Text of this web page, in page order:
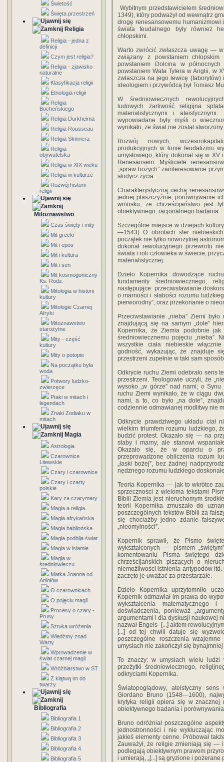
Świetość
Święta przestrzeń
Religia
Religia - jedna z
definicji
Czym jest religia?
Religia - zjawisko
naturalne
Klasyfikacja religii
Etnologia religii
Religia
Bocheńskiego
Religia Durkheima
Religia Rousseau
Religia Skinnera
Religia
obywatelska
Religia w XIX wieku
Religia w kulturze
Rozwój historii
religii
Mitoznawstwo
Czas święty i mity
Mit grecki
Mit i epos
Mit i kultura
Mit i sen
Mit kosmogoniczny
Ks. Rodz.
Mitologia w historii
kultury
Mitologie Czarnej
Afryki
Mitoznawstwo
starożytne
Mity - część
kultury
Mity o potopie
Na początku była
woda
Potwory ludzko-
zwierzęce
Ptaki w mitach i
legendach
Znaki Zodiaku w
mitach
Magia
Astrologia
Czarownice
Litewskie
Czary i czarownice
Czary i czarty
polskie
Kary za czarymary
Magia a religia
Magia afrykańska
Magia babilońska
Magia podbija świat
Magia w islamie
Magia w
średniowieczu
Matka Joanna od
Aniołów
O czarownicach
O pojęciu magii
Procesy o czary -
Prusy
Sztuka wróżenia
Wiedźmy znad
Warty
Wprowadzenie w
świat czarnej magii
Wróżbiarstwo w ST
Z klątwą im do
twarzy
Bibliografia
Bibliografia 1
Bibliografia 2
Bibliografia 3
Bibliografia 4
Bibliografia 5
Wybitnym przedstawicielem
1349), który podważył od wewnątrz
drogę renesansowemu humanizmowi
świata feudalnego były również
chłopskimi.
Warto zwrócić zwłaszcza uwagę —
związany z powstaniem
powstaniem Dolcina w
powstaniem Wata Tylera w Anglii, w
zwłaszcza na jego lewicę
ideologiem i przywódcą był Tomasz
W średniowiecznych
ludowych żarliwość religijna
materialistycznymi i
wypowiadane były myśli o
wynikało, że świat nie został
Rozwój nowych,
produkcyjnych w łonie feudalizmu
umysłowego, który dokonał się w
Renesansem. Myśliciele
„spraw bożych” zainteresowanie
słodycz życia.
Charakterystyczną cechą
jednej płaszczyźnie, porównywanie
wniosku, że chrześcijaństwo jest
obiektywnego, racjonalnego badania.
Szczególne miejsce w dziejach
—1543) O obrotach sfer
początek nie tylko nowożytnej
dokonał rewolucyjnego przewrotu
świata i roli człowieka w świecie,
materialistycznej.
Dzieło Kopernika dowodzące
fundamenty średniowiecznego,
następujące: przeciwstawianie
o marności i słabości rozumu
pierworodny”, oraz przekonanie o
Przeciwstawianie „nieba” Ziemi
znajdującą się na samym „dole”
Kopernika, że Ziemia podobnie jak
średniowiecznemu pojęciu „nieba”.
wszystkie ciała niebieskie
godność, wykazując, że znajduje
przestrzeni zupełnie w taki sam
Odkrycie ruchu Ziemi odebrało sens
przestrzeni. Teologowie uczyli, że
wysoko „w górze” nad nami; o Synu
ruchu Ziemi wynikało, że w ciągu
nami, a to, co było „na dole”,
codziennie odmawianej modlitwy nie
Odkrycie prawdziwego układu ciał
wielkim triumfem rozumu ludzkiego,
budzić protest. Okazało się — na
słaby i marny, ale stanowi
Okazało się, że w oparciu o
przeprowadzone obliczenia rozum
„łaski bożej”, bez żadnej
nędznego rozumu ludzkiego
Teoria Kopernika — jak to wkrótce
sprzeczności z wieloma tekstami
Biblii Ziemia jest nieruchomym
teorii Kopernika zmuszało do
poszczególnych tekstów Biblii za
się chociażby jedno zdanie
„nieomylności”.
Kopernik sprawił, że Pismo
wykształconych — pismem
komentowaniu Pisma świętego
chrześcijańskich piszących o
niemożliwości istnienia antypodów
zaczęto je uważać za przestarzałe.
Dzieło Kopernika uprzytomniło
Kopernik odmawiał im prawa do
wykształcenia matematycznego
doświadczenia, ponieważ
argumentami i dla dyskusji naukowej
nazwał Engels [...] aktem
[...] od tej chwili datuje się
poszczególne roszczenia
umysłach nie zakończył się
To znaczy: w umysłach wielu ludzi
przeżytki średniowiecznego,
odkryciami Kopernika.
Światopoglądowy, ateistyczny
Giordano Bruno (1548—1600),
krytyka religii opiera się w znacznej
obiektywnego badania i
Bruno odróżniał poszczególne
jednostronności i nie wykluczając
jakieś elementy cenne. Próbował
Zauważył, że religie zmieniają się —
podlegają obiektywnym prawom
i umierają, „[...] są gryzione i pożerane